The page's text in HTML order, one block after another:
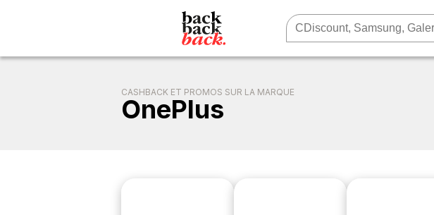
CASHBACK ET PROMOS SUR LA MARQUE
OnePlus